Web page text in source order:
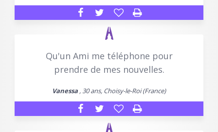
Qu'un Ami me téléphone pour
prendre de mes nouvelles.
Vanessa , 30 ans, Choisy-le-Roi (France)